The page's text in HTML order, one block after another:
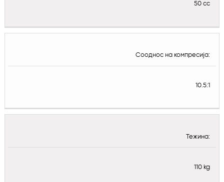
50 cc
Сооднос на компресија:
10.5:1
Тежина:
110 kg